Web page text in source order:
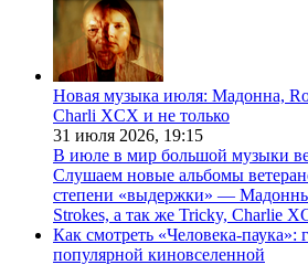
Новая музыка июля: Мадонна,
Charli XCX и не только
31 июля 2026, 19:15
В июле в мир большой музыки
Слушаем новые альбомы
степени «выдержки» —
Strokes, а так же Tricky, Charlie
Как смотреть «Человека-
популярной киновселенной